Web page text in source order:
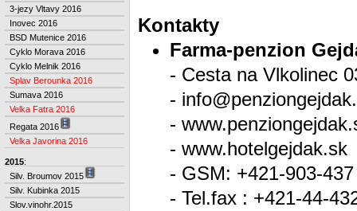
3-jezy Vltavy 2016
Inovec 2016
BSD Mutenice 2016
Cyklo Morava 2016
Cyklo Melnik 2016
Splav Berounka 2016
Sumava 2016
Velka Fatra 2016
Regata 2016
Velka Javorina 2016
2015:
Silv. Broumov 2015
Silv. Kubinka 2015
Slov.vinohr.2015
Kontakty
Farma-penzion
- Cesta na Vlkolinec
-
-
- www.hotelgejdak.sk
- GSM: +421-903-
- Tel.fax : +421-44-